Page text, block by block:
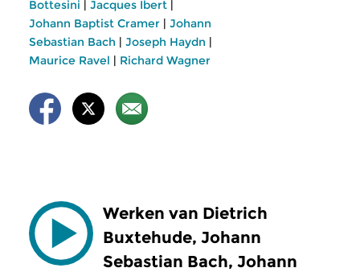
Bottesini | Jacques Ibert |
Johann Baptist Cramer | Johann
Sebastian Bach | Joseph Haydn |
Maurice Ravel | Richard Wagner
Werken van Dietrich
Buxtehude, Johann
Sebastian Bach, Johann